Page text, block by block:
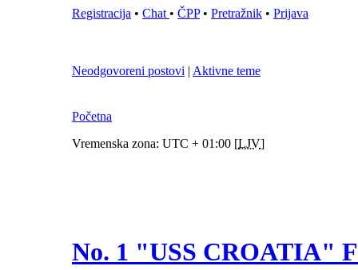
Registracija • Chat • ČPP• Pretražnik • Prijava
Neodgovoreni postovi | Aktivne teme
Početna
Vremenska zona: UTC + 01:00 [LJV]
No. 1 "USS CROATIA"